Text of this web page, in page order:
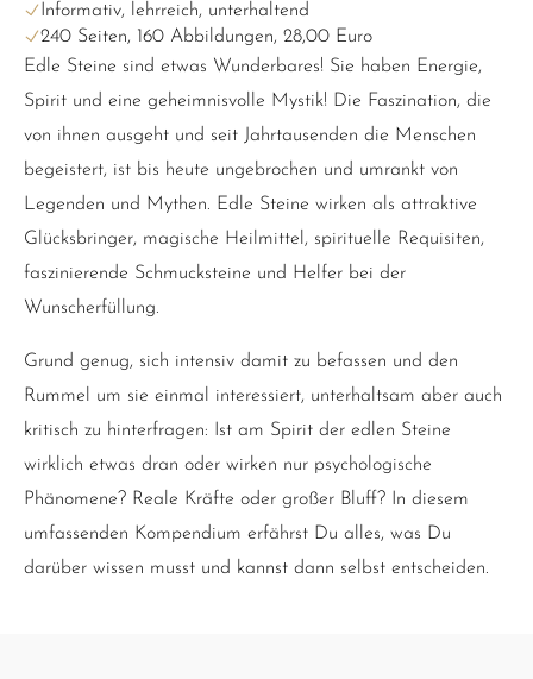
Informativ, lehrreich, unterhaltend
240 Seiten, 160 Abbildungen, 28,00 Euro
Edle Steine sind etwas Wunderbares! Sie haben Energie,
Spirit und eine geheimnisvolle Mystik! Die Faszination, die
von ihnen ausgeht und seit Jahrtausenden die Menschen
begeistert, ist bis heute ungebrochen und umrankt von
Legenden und Mythen. Edle Steine wirken als attraktive
Glücksbringer, magische Heilmittel, spirituelle Requisiten,
faszinierende Schmucksteine und Helfer bei der
Wunscherfüllung.
Grund genug, sich intensiv damit zu befassen und den
Rummel um sie einmal interessiert, unterhaltsam aber auch
kritisch zu hinterfragen: Ist am Spirit der edlen Steine
wirklich etwas dran oder wirken nur psychologische
Phänomene? Reale Kräfte oder großer Bluff? In diesem
umfassenden Kompendium erfährst Du alles, was Du
darüber wissen musst und kannst dann selbst entscheiden.